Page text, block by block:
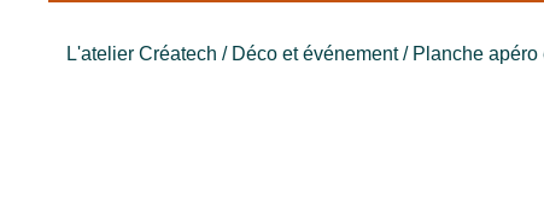
L'atelier Créatech / Déco et événement/ Planche apéro